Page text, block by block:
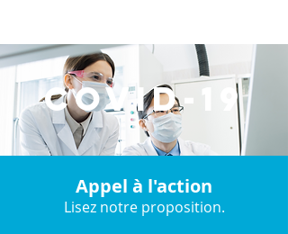
COVID-19
Appel à l'action
Lisez notre proposition.